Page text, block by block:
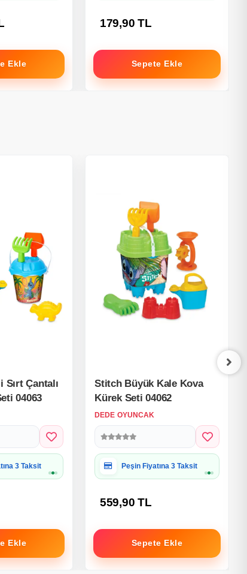
Ekle
179,90 TL
Sepete Ekle
Çantalı
04063
Uygun
Ekle
Stitch Büyük Kale Kova
Kürek Seti 04062
DEDE OYUNCAK
Hediye Paketine Uygun
559,90 TL
Sepete Ekle